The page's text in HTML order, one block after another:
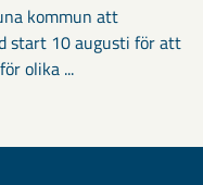
kommun att
start 10 augusti för att
olika ...